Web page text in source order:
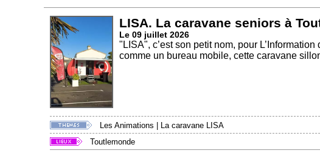
LISA. La caravane seniors à
Le 09 juillet 2026
"LISA", c’est son petit nom, pour
comme un bureau mobile, cette caravane
Les Animations
La caravane LISA
Toutlemonde